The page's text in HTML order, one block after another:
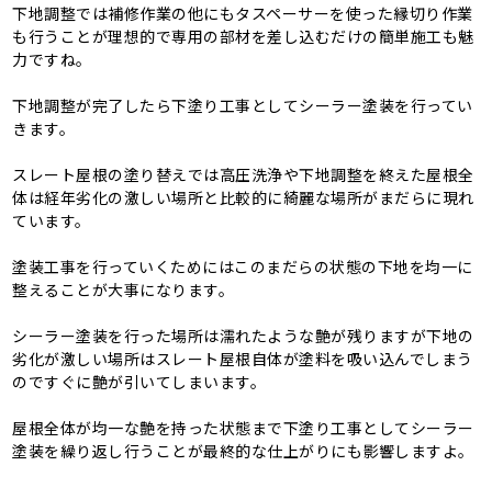
下地調整では補修作業の他にもタスペーサーを使った縁切り作業
も行うことが理想的で専用の部材を差し込むだけの簡単施工も魅
力ですね。
下地調整が完了したら下塗り工事としてシーラー塗装を行ってい
きます。
スレート屋根の塗り替えでは高圧洗浄や下地調整を終えた屋根全
体は経年劣化の激しい場所と比較的に綺麗な場所がまだらに現れ
ています。
塗装工事を行っていくためにはこのまだらの状態の下地を均一に
整えることが大事になります。
シーラー塗装を行った場所は濡れたような艶が残りますが下地の
劣化が激しい場所はスレート屋根自体が塗料を吸い込んでしまう
のですぐに艶が引いてしまいます。
屋根全体が均一な艶を持った状態まで下塗り工事としてシーラー
塗装を繰り返し行うことが最終的な仕上がりにも影響しますよ。